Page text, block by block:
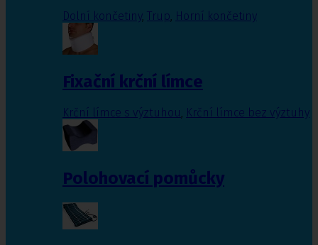
Dolní končetiny, Trup, Horní končetiny
Fixační krční límce
Krční límce s výztuhou Krční límce bez výztuhy
Polohovací pomůcky